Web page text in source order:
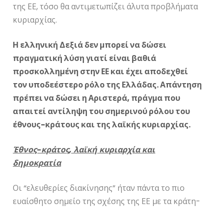
της ΕΕ, τόσο θα αντιμετωπίζει άλυτα προβλήματα
κυριαρχίας.
Η ελληνική Δεξιά δεν μπορεί να δώσει
πραγματική λύση γιατί είναι βαθιά
προσκολλημένη στην ΕΕ και έχει αποδεχθεί
τον υποδεέστερο ρόλο της Ελλάδας. Απάντηση
πρέπει να δώσει η Αριστερά, πράγμα που
απαιτεί αντίληψη του σημερινού ρόλου του
έθνους-κράτους και της λαϊκής κυριαρχίας.
Έθνος-κράτος, λαϊκή κυριαρχία και
δημοκρατία
Οι “ελευθερίες διακίνησης” ήταν πάντα το πιο
ευαίσθητο σημείο της σχέσης της ΕΕ με τα κράτη-